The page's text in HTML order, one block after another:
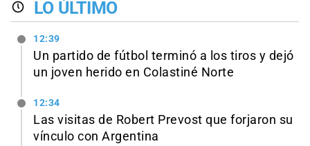
LO ÚLTIMO
12:39
Un partido de fútbol terminó a los tiros y dejó
un joven herido en Colastiné Norte
12:34
Las visitas de Robert Prevost que forjaron su
vínculo con Argentina